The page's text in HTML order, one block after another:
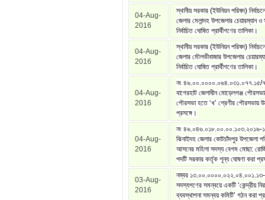
04-Aug-
2016
স্থানীয় সরকার (ইউনিয়ন পরিষদ)
জেলার মেলান্দহ উপজেলার চেয়ারম্যান
নির্বাচিত ঘোষিত প্রার্থীগণের তালিকা।
04-Aug-
2016
স্থানীয় সরকার (ইউনিয়ন পরিষদ)
জেলার মৌলভীবাজার উপজেলার
নির্বাচিত ঘোষিত প্রার্থীগণের তালিকা।
04-Aug-
2016
নং
বাগেরহাট জেলাধীন মোড়েলগঞ্জ
পৌরসভা হতে ‘খ’ শ্রেণীর পৌরসভায়
প্রসঙ্গে।
04-Aug-
2016
নং ৪৬.০৪৬.০১৮.০০.০০.১০৩.২০১৬-
ঝিনাইদহ জেলার কোটচাঁদপুর উপজেলা
আসনের মহিলা সদস্য বেগম মোছা:
পদটি সরকার কর্তৃক শূন্য ঘোষণা করা
03-Aug-
2016
নম্বর ১৩.০০.০০০০.০২২.০৪.০০১.১৩-
সদস্যগণের সমন্বয়ে একটি ‘কেন্দ্রীয়
ব্যবস্থাপনা সমন্বয় কমিটি’ গঠন করা